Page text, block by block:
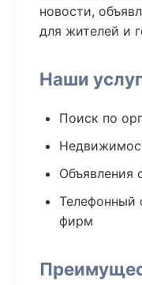
новости,
для жителей и
Наши
Поиск по
Объявления
Телефонный
фирм